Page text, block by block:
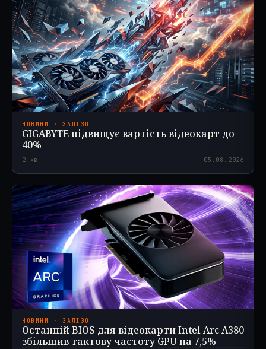
НОВИНИ · ЗАЛІЗО
GIGABYTE підвищує вартість відеокарт до
40%
2 хв 05.08.2026
НОВИНИ · ЗАЛІЗО
Останній BIOS для відеокарти Intel Arc A380
збільшив тактову частоту GPU на 7,5%